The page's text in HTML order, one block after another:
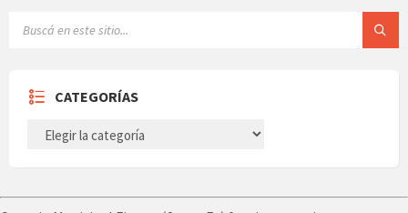
CATEGORÍAS